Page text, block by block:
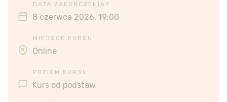
DATA ZAKOŃCZENIA?
8 czerwca 2026, 19:00
MIEJSCE KURSU
Online
POZIOM KURSU
Kurs od podstaw